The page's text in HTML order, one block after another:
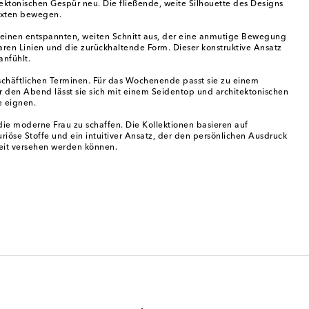
Gespür neu. Die fließende, weite Silhouette des Designs
bewegen.
entspannten, weiten Schnitt aus, der eine anmutige Bewegung
Linien und die zurückhaltende Form. Dieser konstruktive Ansatz
Terminen. Für das Wochenende passt sie zu einem
Abend lässt sie sich mit einem Seidentop und architektonischen
eignen.
moderne Frau zu schaffen. Die Kollektionen basieren auf
Stoffe und ein intuitiver Ansatz, der den persönlichen Ausdruck
versehen werden können.